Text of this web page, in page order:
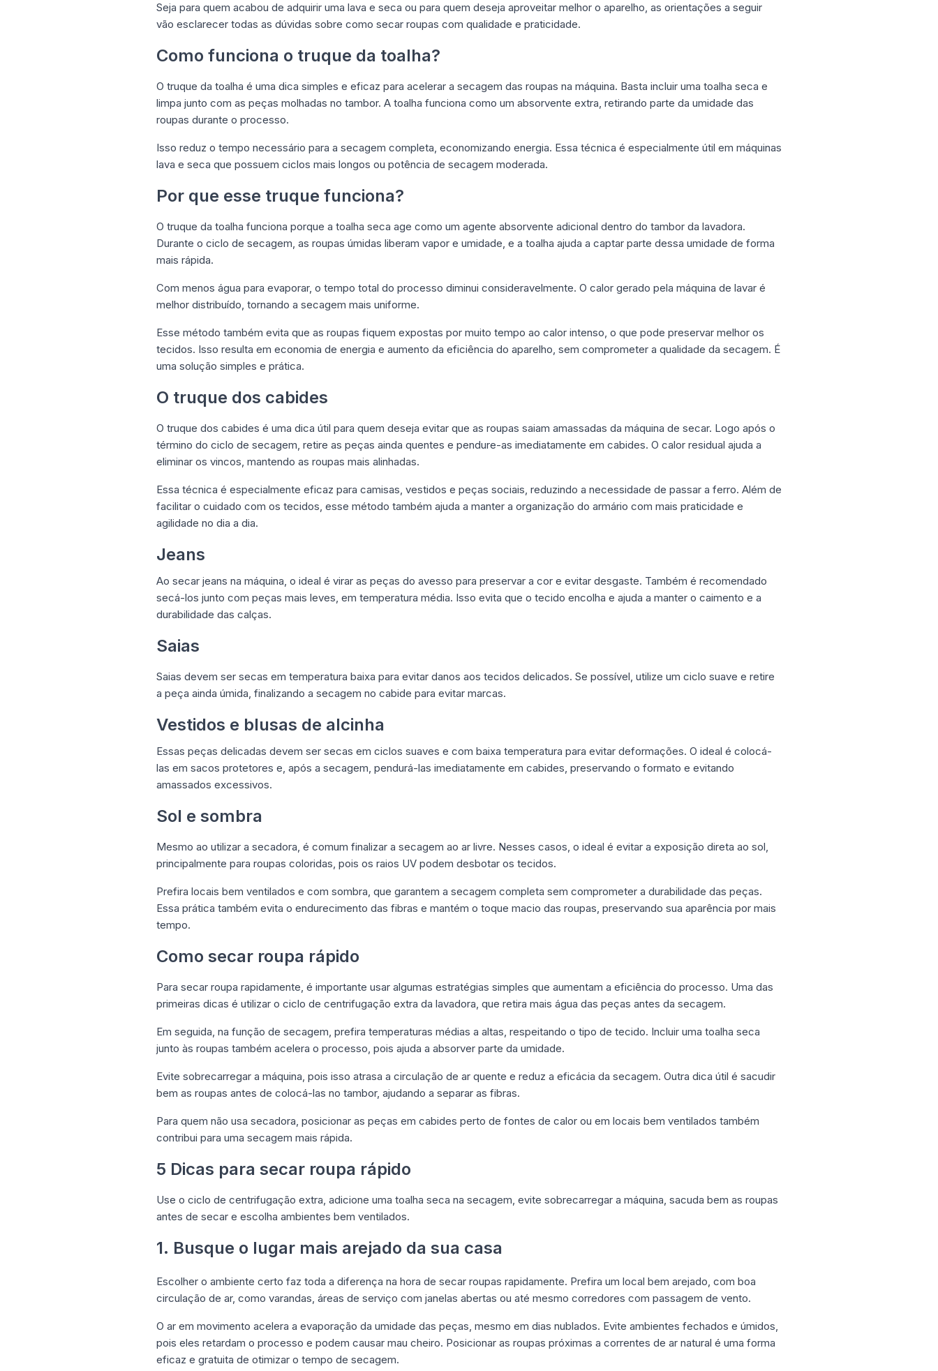
Seja para quem acabou de adquirir uma lava e seca ou para quem deseja aproveitar melhor o aparelho, as orientações a seguir
vão esclarecer todas as dúvidas sobre como secar roupas com qualidade e praticidade.
Como funciona o truque da toalha?
O truque da toalha é uma dica simples e eficaz para acelerar a secagem das roupas na máquina. Basta incluir uma toalha seca e
limpa junto com as peças molhadas no tambor. A toalha funciona como um absorvente extra, retirando parte da umidade das
roupas durante o processo.
Isso reduz o tempo necessário para a secagem completa, economizando energia. Essa técnica é especialmente útil em máquinas
lava e seca que possuem ciclos mais longos ou potência de secagem moderada.
Por que esse truque funciona?
O truque da toalha funciona porque a toalha seca age como um agente absorvente adicional dentro do tambor da lavadora.
Durante o ciclo de secagem, as roupas úmidas liberam vapor e umidade, e a toalha ajuda a captar parte dessa umidade de forma
mais rápida.
Com menos água para evaporar, o tempo total do processo diminui consideravelmente. O calor gerado pela máquina de lavar é
melhor distribuído, tornando a secagem mais uniforme.
Esse método também evita que as roupas fiquem expostas por muito tempo ao calor intenso, o que pode preservar melhor os
tecidos. Isso resulta em economia de energia e aumento da eficiência do aparelho, sem comprometer a qualidade da secagem. É
uma solução simples e prática.
O truque dos cabides
O truque dos cabides é uma dica útil para quem deseja evitar que as roupas saiam amassadas da máquina de secar. Logo após o
término do ciclo de secagem, retire as peças ainda quentes e pendure-as imediatamente em cabides. O calor residual ajuda a
eliminar os vincos, mantendo as roupas mais alinhadas.
Essa técnica é especialmente eficaz para camisas, vestidos e peças sociais, reduzindo a necessidade de passar a ferro. Além de
facilitar o cuidado com os tecidos, esse método também ajuda a manter a organização do armário com mais praticidade e
agilidade no dia a dia.
Jeans
Ao secar jeans na máquina, o ideal é virar as peças do avesso para preservar a cor e evitar desgaste. Também é recomendado
secá-los junto com peças mais leves, em temperatura média. Isso evita que o tecido encolha e ajuda a manter o caimento e a
durabilidade das calças.
Saias
Saias devem ser secas em temperatura baixa para evitar danos aos tecidos delicados. Se possível, utilize um ciclo suave e retire
a peça ainda úmida, finalizando a secagem no cabide para evitar marcas.
Vestidos e blusas de alcinha
Essas peças delicadas devem ser secas em ciclos suaves e com baixa temperatura para evitar deformações. O ideal é colocá-
las em sacos protetores e, após a secagem, pendurá-las imediatamente em cabides, preservando o formato e evitando
amassados excessivos.
Sol e sombra
Mesmo ao utilizar a secadora, é comum finalizar a secagem ao ar livre. Nesses casos, o ideal é evitar a exposição direta ao sol,
principalmente para roupas coloridas, pois os raios UV podem desbotar os tecidos.
Prefira locais bem ventilados e com sombra, que garantem a secagem completa sem comprometer a durabilidade das peças.
Essa prática também evita o endurecimento das fibras e mantém o toque macio das roupas, preservando sua aparência por mais
tempo.
Como secar roupa rápido
Para secar roupa rapidamente, é importante usar algumas estratégias simples que aumentam a eficiência do processo. Uma das
primeiras dicas é utilizar o ciclo de centrifugação extra da lavadora, que retira mais água das peças antes da secagem.
Em seguida, na função de secagem, prefira temperaturas médias a altas, respeitando o tipo de tecido. Incluir uma toalha seca
junto às roupas também acelera o processo, pois ajuda a absorver parte da umidade.
Evite sobrecarregar a máquina, pois isso atrasa a circulação de ar quente e reduz a eficácia da secagem. Outra dica útil é sacudir
bem as roupas antes de colocá-las no tambor, ajudando a separar as fibras.
Para quem não usa secadora, posicionar as peças em cabides perto de fontes de calor ou em locais bem ventilados também
contribui para uma secagem mais rápida.
5 Dicas para secar roupa rápido
Use o ciclo de centrifugação extra, adicione uma toalha seca na secagem, evite sobrecarregar a máquina, sacuda bem as roupas
antes de secar e escolha ambientes bem ventilados.
1. Busque o lugar mais arejado da sua casa
Escolher o ambiente certo faz toda a diferença na hora de secar roupas rapidamente. Prefira um local bem arejado, com boa
circulação de ar, como varandas, áreas de serviço com janelas abertas ou até mesmo corredores com passagem de vento.
O ar em movimento acelera a evaporação da umidade das peças, mesmo em dias nublados. Evite ambientes fechados e úmidos,
pois eles retardam o processo e podem causar mau cheiro. Posicionar as roupas próximas a correntes de ar natural é uma forma
eficaz e gratuita de otimizar o tempo de secagem.